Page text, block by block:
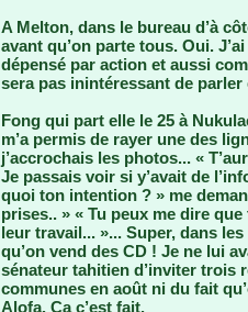
A Melton, dans le bureau d’à
avant qu’on parte tous. Oui.
dépensé par action et aussi
sera pas inintéressant de parler
Fong qui part elle le 25 à
m’a permis de rayer une des
j’accrochais les photos... «
Je passais voir si y’avait de
quoi ton intention ? » me
prises.. » « Tu peux me dire
leur travail... »... Super, dans
qu’on vend des CD ! Je ne lui
sénateur tahitien d’inviter trois
communes en août ni du fait
Alofa. Ca c’est fait.